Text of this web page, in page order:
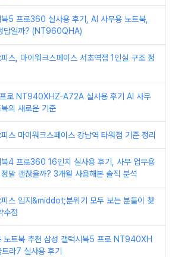
북5 프로360 실사용 후기, AI 사무용 노트북,
답일까? (NT960QHA)
스, 마이워크스페이스 서초역점 1인실 구조 정
로 NT940XHZ-A72A 실사용 후기 AI 사무
의 새로운 기준
스 마이워크스페이스 강남역 타워점 기준 정리
북4 프로360 16인치 실사용 후기, 사무 업무용
말 괜찮을까? 3개월 사용해본 솔직 분석
피스 입지&middot;분위기 모두 보는 분들이 찾
수점
노트북 추천 삼성 갤럭시북5 프로 NT940XH
라7 실사용 후기